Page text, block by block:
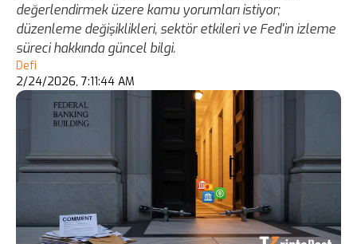
değerlendirmek üzere kamu yorumları istiyor;
düzenleme değişiklikleri, sektör etkileri ve Fed'in izleme
süreci hakkında güncel bilgi.
Defi
2/24/2026, 7:11:44 AM